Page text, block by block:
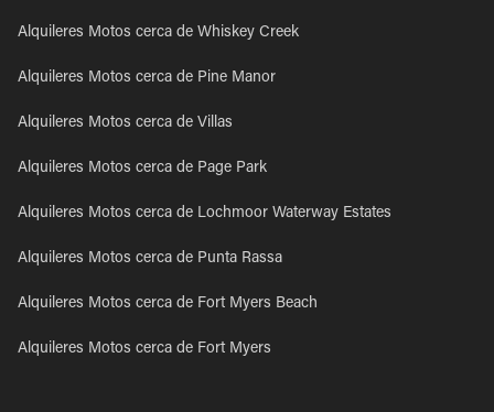
Alquileres Motos cerca de Whiskey Creek
Alquileres Motos cerca de Pine Manor
Alquileres Motos cerca de Villas
Alquileres Motos cerca de Page Park
Alquileres Motos cerca de Lochmoor Waterway Estates
Alquileres Motos cerca de Punta Rassa
Alquileres Motos cerca de Fort Myers Beach
Alquileres Motos cerca de Fort Myers